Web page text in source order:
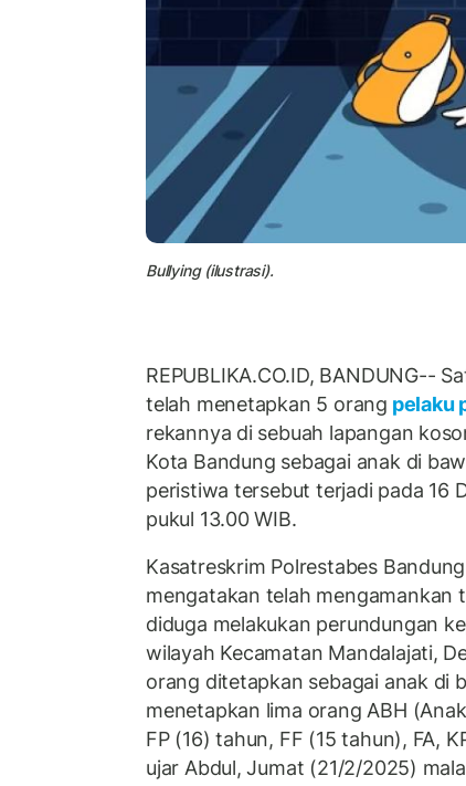
Bullying (ilustrasi).
REPUBLIKA.CO.ID, BANDUNG--
telah menetapkan 5 orang pelaku
rekannya di sebuah lapangan
Kota Bandung sebagai anak di
peristiwa tersebut terjadi pada 16
pukul 13.00 WIB.
Kasatreskrim Polrestabes
mengatakan telah mengamankan
diduga melakukan perundungan
wilayah Kecamatan Mandalajati,
orang ditetapkan sebagai anak di
menetapkan lima orang ABH
FP (16) tahun, FF (15 tahun), FA,
ujar Abdul, Jumat (21/2/2025)